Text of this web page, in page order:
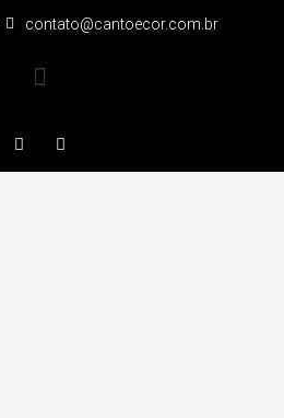
contato@cantoecor.com.br